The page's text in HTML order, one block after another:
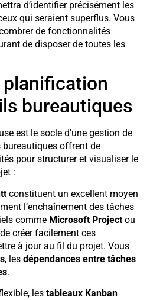
d’identifier précisément les
qui seraient superflus. Vous
de fonctionnalités
de disposer de toutes les
bureautiques
est le socle d’une gestion de
offrent de
pour structurer et visualiser le
:
constituent un excellent moyen
l’enchaînement des tâches
comme Microsoft Project ou
créer facilement ces
à jour au fil du projet. Vous
, les dépendances entre tâches
.
les tableaux Kanban